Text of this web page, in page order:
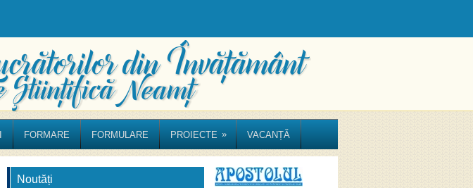
FORMARE FORMULARE PROIECTE » VACANȚĂ
Noutăți